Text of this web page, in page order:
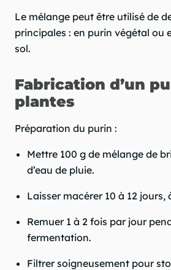
Le mélange peut être utilisé de
principales : en purin végétal ou
sol.
Fabrication d’un
plantes
Préparation du purin :
Mettre 100 g de mélange de
d’eau de pluie.
Laisser macérer 10 à 12 jours,
Remuer 1 à 2 fois par jour
fermentation.
Filtrer soigneusement pour